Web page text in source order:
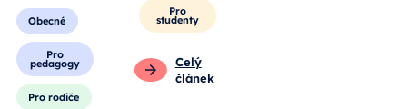
Obecné
Pro
pedagogy
Pro rodiče
Pro
studenty
Celý
článek